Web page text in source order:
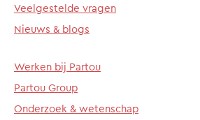
Veelgestelde vragen
Nieuws & blogs
Werken bij Partou
Partou Group
Onderzoek & wetenschap